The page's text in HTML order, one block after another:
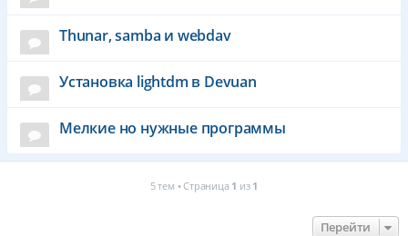
Thunar, samba и webdav
Установка lightdm в Devuan
Мелкие но нужные программы
5 тем • Страница 1 из 1
Перейти